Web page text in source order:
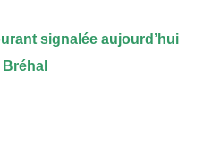
signalée aujourd’hui